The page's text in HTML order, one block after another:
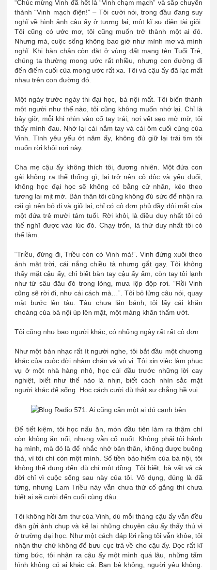
“Chúc mừng Vinh đã hết là “Vinh chạm mạch” và sắp chuyển
thành “Vinh mạch điện!” – Tôi cười nói, trong đầu đang suy
nghĩ về hình ảnh cậu ấy ở tương lai, một kĩ sư điện tài giỏi.
Tôi cũng có ước mơ, tôi cũng muốn trở thành một ai đó.
Nhưng mà, cuộc sống không bao giờ như mình mơ và mình
nghĩ. Khi bàn chân còn đặt ở vùng đất mang tên Tuổi Trẻ,
chúng ta thường mong ước rất nhiều, nhưng con đường đi
đến điểm cuối của mong ước rất xa. Tôi và cậu ấy đã lạc mất
nhau trên con đường đó.
Một ngày trước ngày thi đại học, bà nội mất. Tôi biến thành
một người như thế nào, tôi cũng không muốn nhớ lại. Chỉ là
bây giờ, mỗi khi nhìn vào cổ tay trái, nơi vết sẹo mờ mờ, tôi
thấy mình đau. Nhớ lại cái nắm tay và cái ôm cuối cùng của
Vinh. Tình yêu yếu ớt năm ấy, không đủ giữ lại trái tim tôi
muốn rời khỏi nơi này.
Cha mẹ cậu ấy không thích tôi, đương nhiên. Một đứa con
gái không ra thể thống gì, lại trở nên cô độc và yếu đuối,
không học đại học sẽ không có bằng cử nhân, kéo theo
tương lai mịt mờ. Bản thân tôi cũng không đủ sức để nhận ra
cái gì nên bỏ đi và giữ lại, chỉ có cô đơn phủ đầy đôi mắt của
một đứa trẻ mười tám tuổi. Rời khỏi, là điều duy nhất tôi có
thể nghĩ được vào lúc đó. Chạy trốn, là thứ duy nhất tôi có
thể làm.
“Triều, đừng đi, Triều còn có Vinh mà!”. Vinh đứng xuôi theo
ánh mặt trời, cái nắng chiều tà nhưng gắt gay. Tôi không
thấy mặt cậu ấy, chỉ biết bàn tay cậu ấy ấm, còn tay tôi lạnh
như từ sâu đâu đó trong lòng, mưa lộp độp rơi. “Rồi Vinh
cũng sẽ rời đi, như cái cách mà…”. Tôi bỏ lửng câu nói, quay
mặt bước lên tàu. Tàu chưa lăn bánh, tôi lấy cái khăn
choàng của bà nội úp lên mặt, một mảng khăn thấm ướt.
Tôi cũng như bao người khác, có những ngày rất rất cô đơn
Như một bản nhạc rất ít người nghe, tôi bắt đầu một chương
khác của cuộc đời nhàm chán và vô vị. Tôi xin việc làm phục
vụ ở một nhà hàng nhỏ, học cúi đầu trước những lời cay
nghiệt, biết như thế nào là nhịn, biết cách nhìn sắc mặt
người khác để sống. Học cách cười dù thật sự chẳng hề vui.
Để tiết kiệm, tôi học nấu ăn, món đầu tiên làm ra thậm chí
còn không ăn nổi, nhưng vẫn cố nuốt. Không phải tôi hành
hạ mình, mà đó là để nhắc nhở bản thân, không được buông
thả, vì tôi chỉ còn một mình. Số tiền bảo hiểm của bà nội, tôi
không thể đụng đến dù chỉ một đồng. Tôi biết, bà vất vả cả
đời chỉ vì cuộc sống sau này của tôi. Vô dụng, đúng là đã
từng, nhưng Lam Triều này vẫn chưa thử cố gắng thì chưa
biết ai sẽ cười đến cuối cùng đâu.
Tôi không hồi âm thư của Vinh, dù mỗi tháng cậu ấy vẫn đều
đặn gửi ảnh chụp và kể lại những chuyện cậu ấy thấy thú vị
ở trường đại học. Như một cách đáp lời rằng tôi vẫn khỏe, tôi
nhận thư chứ không để bưu cục trả về cho cậu ấy. Đọc rất kĩ
từng bức, tôi nhận ra cậu ấy một mình quá lâu, những tấm
hình không có ai khác cả. Bạn bè không, người yêu không.